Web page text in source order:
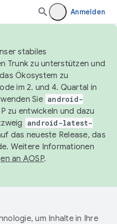
Anmelden
stabiles
Trunk zu unterstützen und
Ökosystem zu
im 2. und 4. Quartal in
Sie android-
zu entwickeln und dazu
android-latest-
das neueste Release, das
Weitere Informationen
an AOSP.
um Inhalte in Ihre